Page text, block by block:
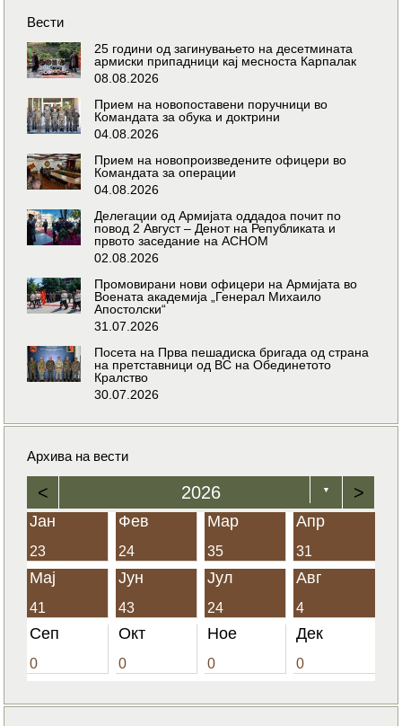
Вести
25 години од загинувањето на десетмината
армиски припадници кај месноста Карпалак
08.08.2026
Прием на новопоставени поручници во
Командата за обука и доктрини
04.08.2026
Прием на новопроизведените офицери во
Командата за операции
04.08.2026
Делегации од Армијата оддадоа почит по
повод 2 Август – Денот на Републиката и
првото заседание на АСНОМ
02.08.2026
Промовирани нови офицери на Армијата во
Воената академија „Генерал Михаило
Апостолски“
31.07.2026
Посета на Прва пешадиска бригада од страна
на претставници од ВС на Обединетото
Кралство
30.07.2026
Архива на вести
< 2026 ▼ >
Јан
23
Фев
24
Мар
35
Апр
31
Мај
41
Јун
43
Јул
24
Авг
4
Сеп
0
Окт
0
Ное
0
Дек
0